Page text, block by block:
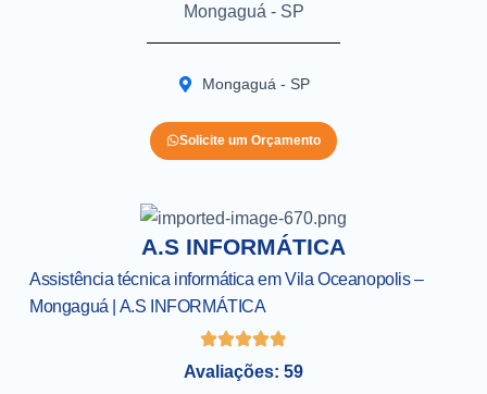
Mongaguá - SP
Mongaguá - SP
Solicite um Orçamento
A.S INFORMÁTICA
Assistência técnica informática em Vila Oceanopolis –
Mongaguá | A.S INFORMÁTICA
Avaliações: 59